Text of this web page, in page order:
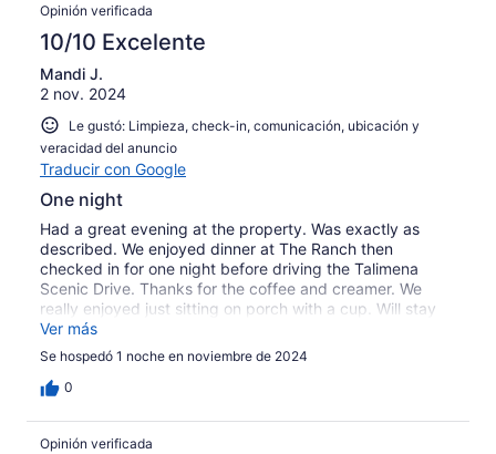
Opinión verificada
10/10 Excelente
Mandi J.
2 nov. 2024
Le gustó: Limpieza, check-in, comunicación, ubicación y
veracidad del anuncio
Traducir con Google
One night
Had a great evening at the property. Was exactly as
described. We enjoyed dinner at The Ranch then
checked in for one night before driving the Talimena
Scenic Drive. Thanks for the coffee and creamer. We
really enjoyed just sitting on porch with a cup. Will stay
here again.
Ver más
Se hospedó 1 noche en noviembre de 2024
0
Opinión verificada